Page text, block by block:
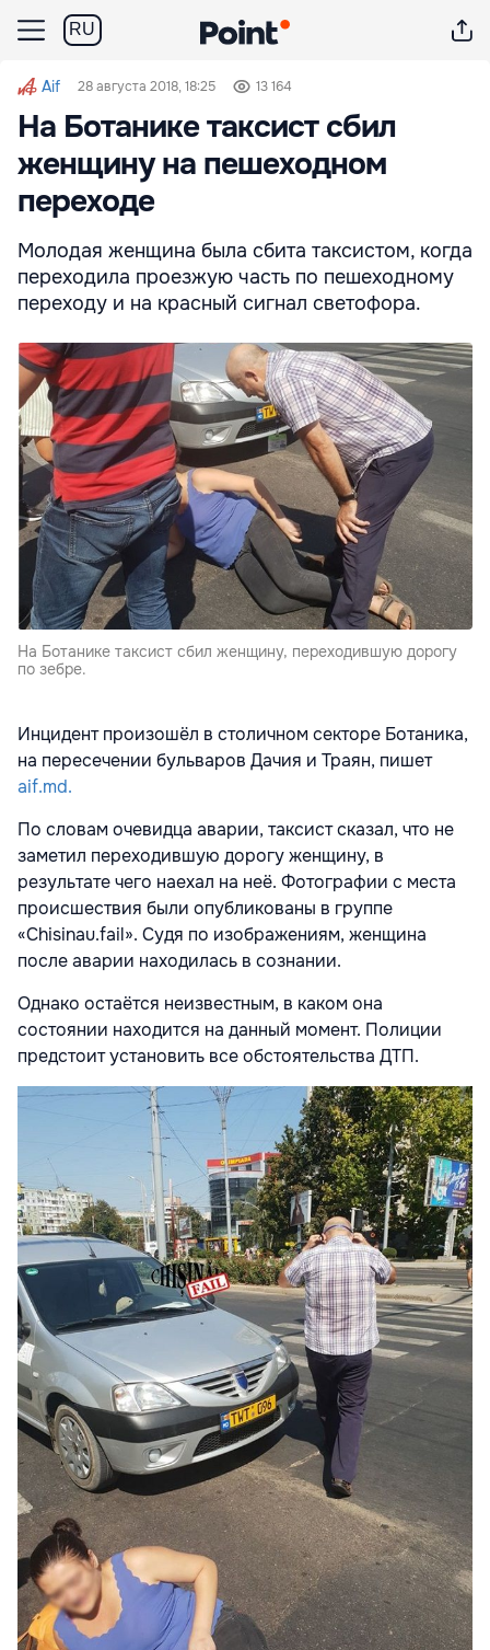
RU
Aif 28 августа 2018, 18:25 13 164
На Ботанике таксист сбил
женщину на пешеходном
переходе
Молодая женщина была сбита таксистом, когда
переходила проезжую часть по пешеходному
переходу и на красный сигнал светофора.
На Ботанике таксист сбил женщину, переходившую дорогу
по зебре.
Инцидент произошёл в столичном секторе Ботаника,
на пересечении бульваров Дачия и Траян, пишет
aif.md.
По словам очевидца аварии, таксист сказал, что не
заметил переходившую дорогу женщину, в
результате чего наехал на неё. Фотографии с места
происшествия были опубликованы в группе
«Chisinau.fail». Судя по изображениям, женщина
после аварии находилась в сознании.
Однако остаётся неизвестным, в каком она
состоянии находится на данный момент. Полиции
предстоит установить все обстоятельства ДТП.